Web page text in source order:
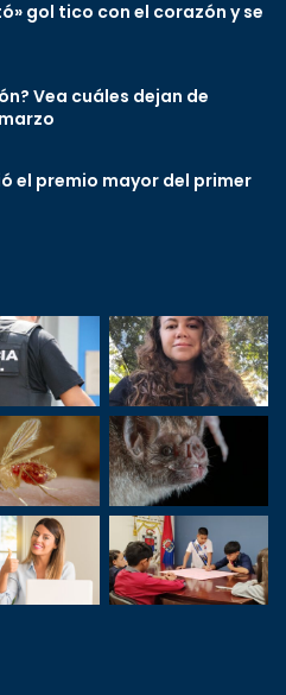
gol tico con el corazón y se
Vea cuáles dejan de
el premio mayor del primer